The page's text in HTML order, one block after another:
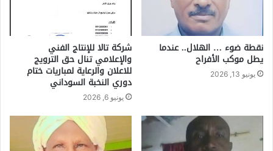
نقطة ضوء … الهلال.. عندما
يطل موكب الأفراح
يونيو 13, 2026
شركة تالا للإنتاج الفني
والإعلامي تنال حق الترويج
للاعلان والرعاية لمباريات ختام
دوري النخبة السوداني
يونيو 6, 2026